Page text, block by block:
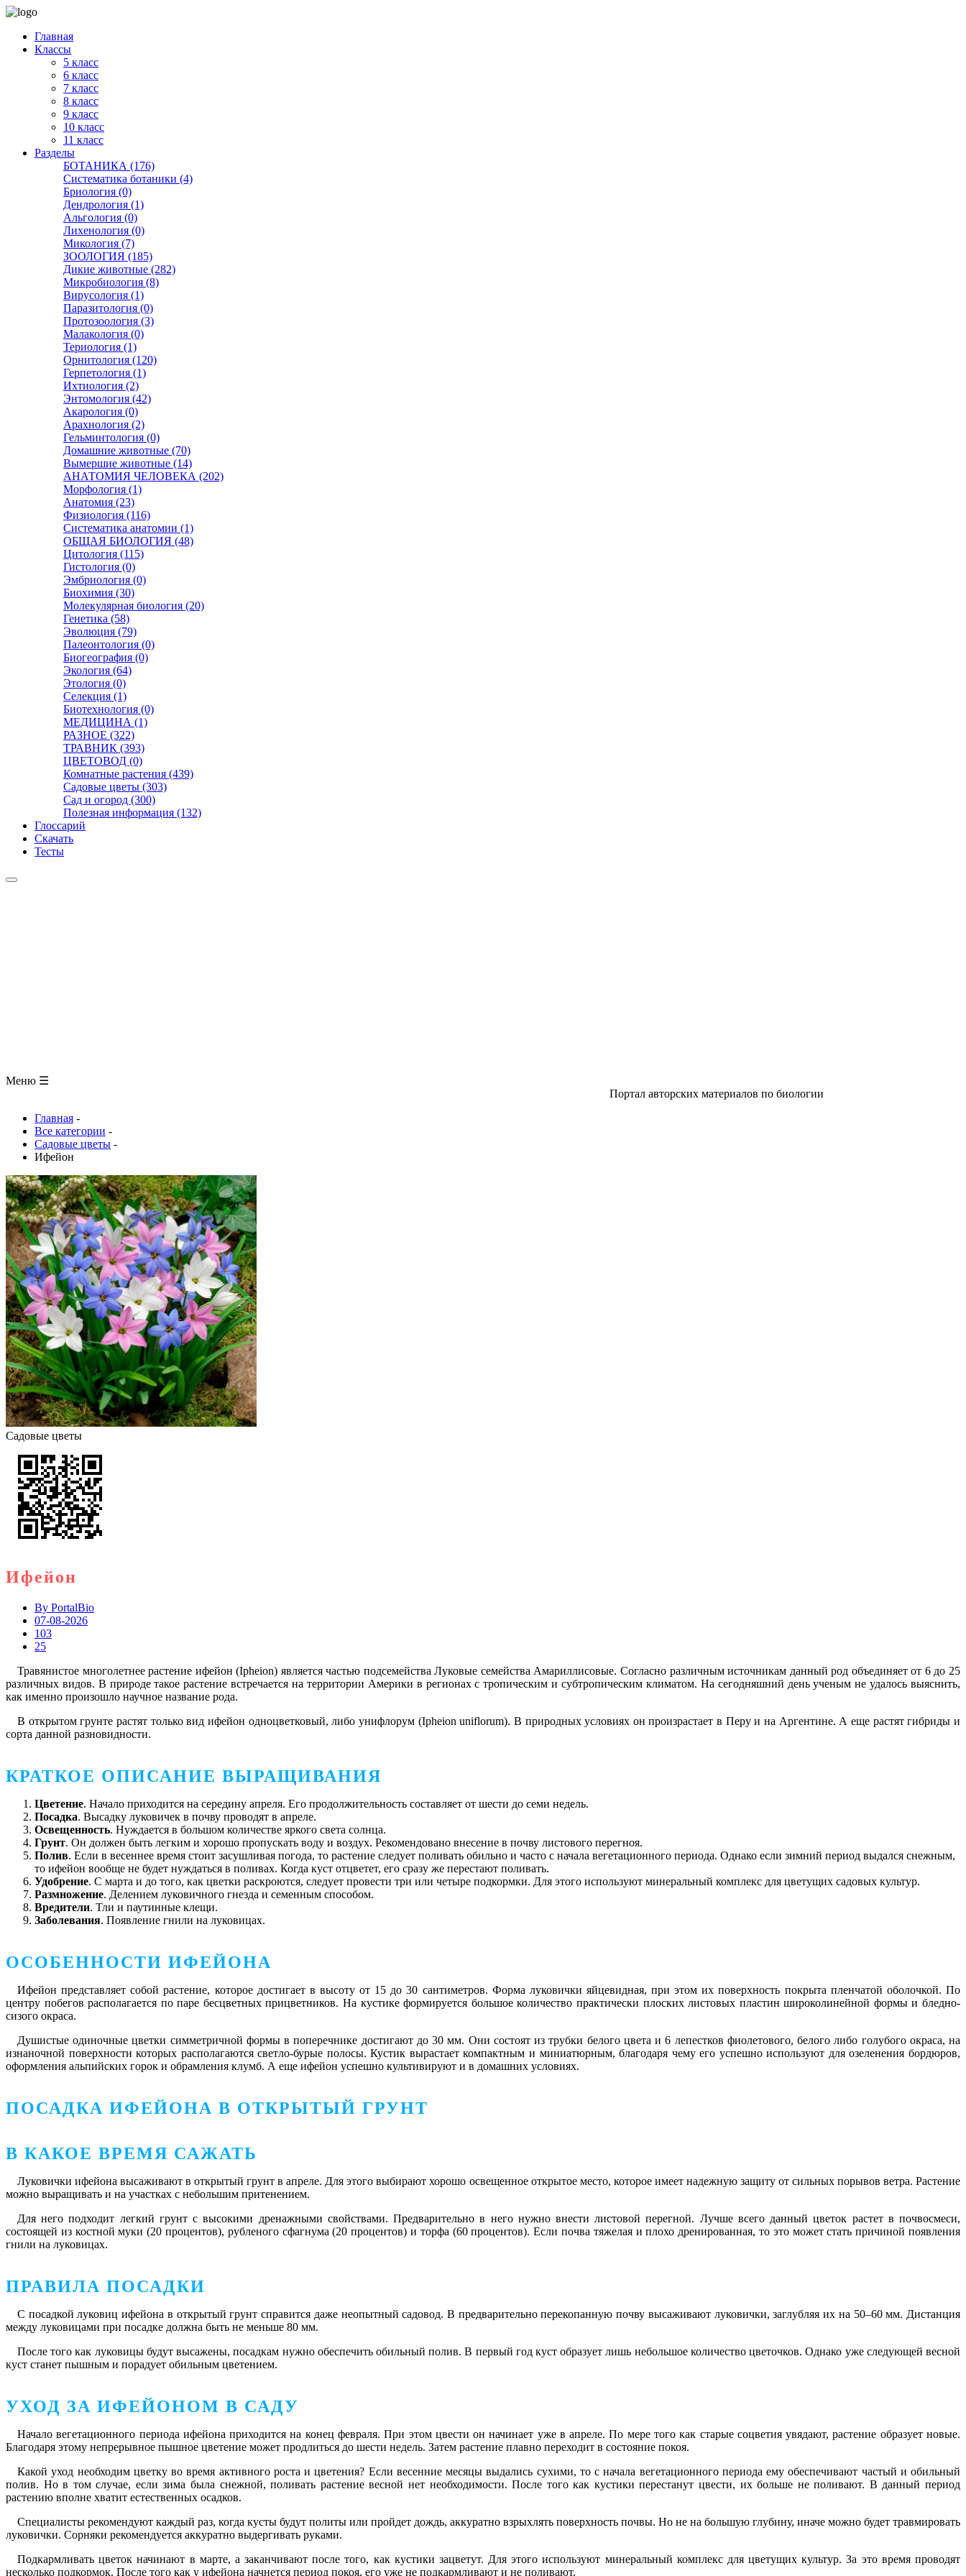
Главная
Классы
5 класс
6 класс
7 класс
8 класс
9 класс
10 класс
11 класс
Разделы
БОТАНИКА (176)
Систематика ботаники (4)
Бриология (0)
Дендрология (1)
Альгология (0)
Лихенология (0)
Микология (7)
ЗООЛОГИЯ (185)
Дикие животные (282)
Микробиология (8)
Вирусология (1)
Паразитология (0)
Протозоология (3)
Малакология (0)
Териология (1)
Орнитология (120)
Герпетология (1)
Ихтиология (2)
Энтомология (42)
Акарология (0)
Арахнология (2)
Гельминтология (0)
Домашние животные (70)
Вымершие животные (14)
АНАТОМИЯ ЧЕЛОВЕКА (202)
Морфология (1)
Анатомия (23)
Физиология (116)
Систематика анатомии (1)
ОБЩАЯ БИОЛОГИЯ (48)
Цитология (115)
Гистология (0)
Эмбриология (0)
Биохимия (30)
Молекулярная биология (20)
Генетика (58)
Эволюция (79)
Палеонтология (0)
Биогеография (0)
Экология (64)
Этология (0)
Селекция (1)
Биотехнология (0)
МЕДИЦИНА (1)
РАЗНОЕ (322)
ТРАВНИК (393)
ЦВЕТОВОД (0)
Комнатные растения (439)
Садовые цветы (303)
Сад и огород (300)
Полезная информация (132)
Глоссарий
Скачать
Тесты
Меню ☰
Портал авторских материалов по биологии
Главная -
Все категории -
Садовые цветы -
Ифейон
Садовые цветы
Ифейон
By PortalBio
07-08-2026
103
25
Травянистое многолетнее растение ифейон (Ipheion) является частью подсемейства Луковые семейства Амариллисовые. Согласно различным источникам данный род объединяет от 6 до 25
различных видов. В природе такое растение встречается на территории Америки в регионах с тропическим и субтропическим климатом. На сегодняшний день ученым не удалось выяснить,
как именно произошло научное название рода.
В открытом грунте растят только вид ифейон одноцветковый, либо унифлорум (Ipheion uniflorum). В природных условиях он произрастает в Перу и на Аргентине. А еще растят гибриды и
сорта данной разновидности.
КРАТКОЕ ОПИСАНИЕ ВЫРАЩИВАНИЯ
Цветение. Начало приходится на середину апреля. Его продолжительность составляет от шести до семи недель.
Посадка. Высадку луковичек в почву проводят в апреле.
Освещенность. Нуждается в большом количестве яркого света солнца.
Грунт. Он должен быть легким и хорошо пропускать воду и воздух. Рекомендовано внесение в почву листового перегноя.
Полив. Если в весеннее время стоит засушливая погода, то растение следует поливать обильно и часто с начала вегетационного периода. Однако если зимний период выдался снежным,
то ифейон вообще не будет нуждаться в поливах. Когда куст отцветет, его сразу же перестают поливать.
Удобрение. С марта и до того, как цветки раскроются, следует провести три или четыре подкормки. Для этого используют минеральный комплекс для цветущих садовых культур.
Размножение. Делением луковичного гнезда и семенным способом.
Вредители. Тли и паутинные клещи.
Заболевания. Появление гнили на луковицах.
ОСОБЕННОСТИ ИФЕЙОНА
Ифейон представляет собой растение, которое достигает в высоту от 15 до 30 сантиметров. Форма луковички яйцевидная, при этом их поверхность покрыта пленчатой оболочкой. По
центру побегов располагается по паре бесцветных прицветников. На кустике формируется большое количество практически плоских листовых пластин широколинейной формы и бледно-
сизого окраса.
Душистые одиночные цветки симметричной формы в поперечнике достигают до 30 мм. Они состоят из трубки белого цвета и 6 лепестков фиолетового, белого либо голубого окраса, на
изнаночной поверхности которых располагаются светло-бурые полосы. Кустик вырастает компактным и миниатюрным, благодаря чему его успешно используют для озеленения бордюров,
оформления альпийских горок и обрамления клумб. А еще ифейон успешно культивируют и в домашних условиях.
ПОСАДКА ИФЕЙОНА В ОТКРЫТЫЙ ГРУНТ
В КАКОЕ ВРЕМЯ САЖАТЬ
Луковички ифейона высаживают в открытый грунт в апреле. Для этого выбирают хорошо освещенное открытое место, которое имеет надежную защиту от сильных порывов ветра. Растение
можно выращивать и на участках с небольшим притенением.
Для него подходит легкий грунт с высокими дренажными свойствами. Предварительно в него нужно внести листовой перегной. Лучше всего данный цветок растет в почвосмеси,
состоящей из костной муки (20 процентов), рубленого сфагнума (20 процентов) и торфа (60 процентов). Если почва тяжелая и плохо дренированная, то это может стать причиной появления
гнили на луковицах.
ПРАВИЛА ПОСАДКИ
С посадкой луковиц ифейона в открытый грунт справится даже неопытный садовод. В предварительно перекопанную почву высаживают луковички, заглубляя их на 50–60 мм. Дистанция
между луковицами при посадке должна быть не меньше 80 мм.
После того как луковицы будут высажены, посадкам нужно обеспечить обильный полив. В первый год куст образует лишь небольшое количество цветочков. Однако уже следующей весной
куст станет пышным и порадует обильным цветением.
УХОД ЗА ИФЕЙОНОМ В САДУ
Начало вегетационного периода ифейона приходится на конец февраля. При этом цвести он начинает уже в апреле. По мере того как старые соцветия увядают, растение образует новые.
Благодаря этому непрерывное пышное цветение может продлиться до шести недель. Затем растение плавно переходит в состояние покоя.
Какой уход необходим цветку во время активного роста и цветения? Если весенние месяцы выдались сухими, то с начала вегетационного периода ему обеспечивают частый и обильный
полив. Но в том случае, если зима была снежной, поливать растение весной нет необходимости. После того как кустики перестанут цвести, их больше не поливают. В данный период
растению вполне хватит естественных осадков.
Специалисты рекомендуют каждый раз, когда кусты будут политы или пройдет дождь, аккуратно взрыхлять поверхность почвы. Но не на большую глубину, иначе можно будет травмировать
луковички. Сорняки рекомендуется аккуратно выдергивать руками.
Подкармливать цветок начинают в марте, а заканчивают после того, как кустики зацветут. Для этого используют минеральный комплекс для цветущих культур. За это время проводят
несколько подкормок. После того как у ифейона начнется период покоя, его уже не подкармливают и не поливают.